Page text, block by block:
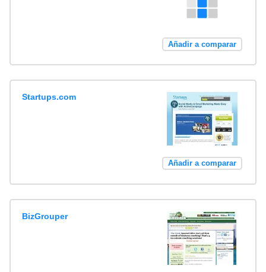
Añadir a comparar
Startups.com
Añadir a comparar
BizGrouper